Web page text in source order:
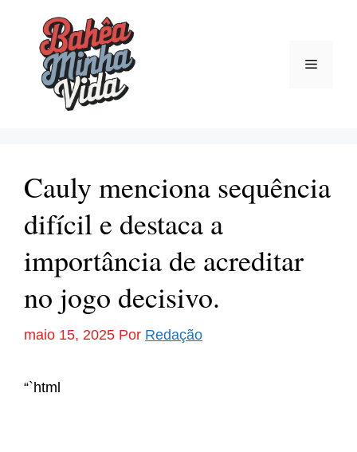
conteúdo
Menu
Cauly menciona sequência
difícil e destaca a
importância de acreditar
no jogo decisivo.
maio 15, 2025 Por Redação
“`html